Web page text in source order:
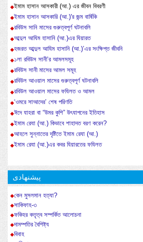
ইমাম হাসান আসকারী (আ.) এর জীবন বিবরণী
ইমাম হাসান আসকারি (আ.)'র জন্ম বার্ষিকি
রবিউস সানি মাসের গুরুত্বপূর্ণ ঘটনাবলি
আব্দুল আযিম হাসানি (আ.)এর যিয়ারত
হজরত আব্দুল আযিম হাসানি (আ.)’এর সংক্ষিপ্ত জীবনি
১লা রবিউস সানী’র আমলসমূহ
রবিউস সানী মাসের আমল সমূহ
রবিউল আওয়াল মাসের গুরুত্বপূর্ণ ঘটনাবলি
রবিউল আওয়াল মাসের ফযিলত ও আমল
‘ওমরে সাআদের’ শেষ পরিণতি
ঈদে যাহরা বা “উমর কুশি” উৎযাপনের ইতিহাস
ইমাম রেযা (আ.) কিভাবে শাহাদত বরণ করেন?
আহলে সুন্নাতের দৃষ্টিতে ইমাম রেযা (আ.)
ইমাম রেযা (আ.)এর কবর যিয়ারতের ফযিলত
پیشنهادی
কেন মুসলমান হত্যা?
সাকিফাহ-৩
ফকিহর কতৃত্ব সম্পর্কিত আলোচনা
দামম্পতির বৈশিষ্ট্য
বিবাহ